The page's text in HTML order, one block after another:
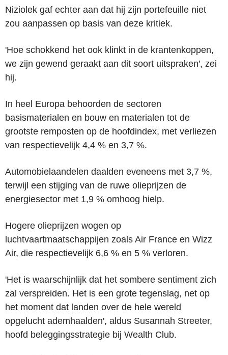
Niziolek gaf echter aan dat hij zijn portefeuille niet
zou aanpassen op basis van deze kritiek.
'Hoe schokkend het ook klinkt in de krantenkoppen,
we zijn gewend geraakt aan dit soort uitspraken', zei
hij.
In heel Europa behoorden de sectoren
basismaterialen en bouw en materialen tot de
grootste remposten op de hoofdindex, met verliezen
van respectievelijk 4,4 % en 3,7 %.
Automobielaandelen daalden eveneens met 3,7 %,
terwijl een stijging van de ruwe olieprijzen de
energiesector met 1,9 % omhoog hielp.
Hogere olieprijzen wogen op
luchtvaartmaatschappijen zoals Air France en Wizz
Air, die respectievelijk 6,6 % en 5 % verloren.
'Het is waarschijnlijk dat het sombere sentiment zich
zal verspreiden. Het is een grote tegenslag, net op
het moment dat landen over de hele wereld
opgelucht ademhaalden', aldus Susannah Streeter,
hoofd beleggingsstrategie bij Wealth Club.